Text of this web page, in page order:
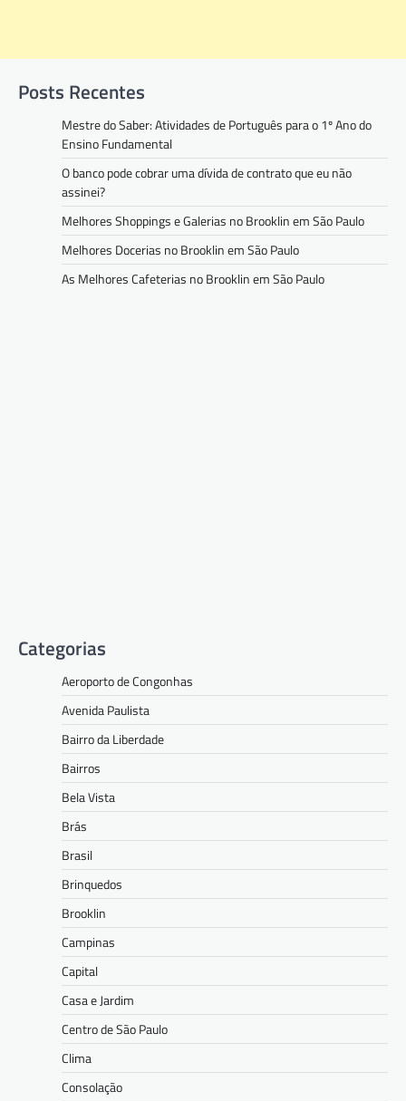
Posts Recentes
Mestre do Saber: Atividades de Português para o 1º Ano do
Ensino Fundamental
O banco pode cobrar uma dívida de contrato que eu não
assinei?
Melhores Shoppings e Galerias no Brooklin em São Paulo
Melhores Docerias no Brooklin em São Paulo
As Melhores Cafeterias no Brooklin em São Paulo
Categorias
Aeroporto de Congonhas
Avenida Paulista
Bairro da Liberdade
Bairros
Bela Vista
Brás
Brasil
Brinquedos
Brooklin
Campinas
Capital
Casa e Jardim
Centro de São Paulo
Clima
Consolação